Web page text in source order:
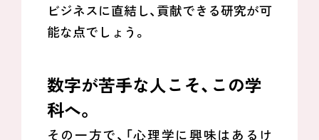
ビジネスに直結し、貢献できる研究が可
能な点でしょう。
数字が苦手な人こそ、この学
科へ。
その一方で、「心理学に興味はあるけ